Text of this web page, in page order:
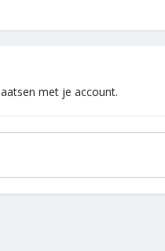
met je account.